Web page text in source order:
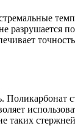
таких